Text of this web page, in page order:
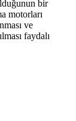
bir
motorları
ve
faydalı